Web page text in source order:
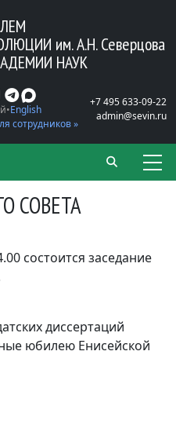
им. А.Н. Северцова
НАУК
English
сотрудников »
+7 495 633-09-22
admin@sevin.ru
СОВЕТА
состоится заседание
диссертаций
юбилею Енисейской